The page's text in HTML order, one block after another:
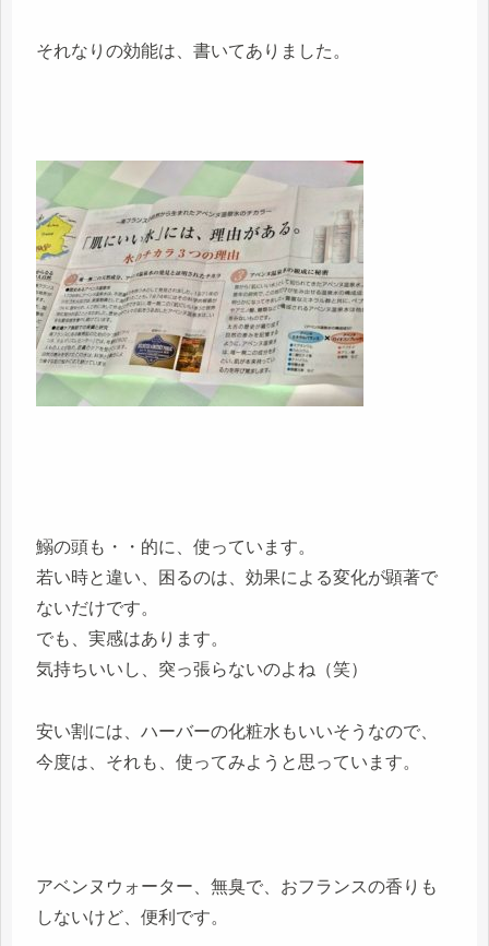
それなりの効能は、書いてありました。
鰯の頭も・・的に、使っています。
若い時と違い、困るのは、効果による変化が顕著で
ないだけです。
でも、実感はあります。
気持ちいいし、突っ張らないのよね（笑）
安い割には、ハーバーの化粧水もいいそうなので、
今度は、それも、使ってみようと思っています。
アベンヌウォーター、無臭で、おフランスの香りも
しないけど、便利です。